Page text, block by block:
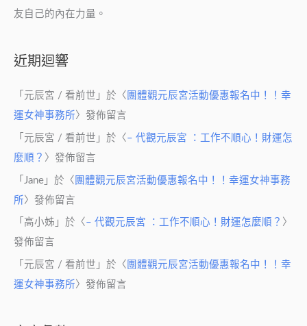
友自己的內在力量。
近期迴響
「 元辰宮 / 看前世 」於〈 團體觀元辰宮活動優惠報名中！！幸
運女神事務所〉發佈留言
「 元辰宮 / 看前世 」於〈 – 代觀元辰宮 ：工作不順心！財運怎
麼順？ 〉發佈留言
「 Jane 」於〈 團體觀元辰宮活動優惠報名中！！幸運女神事務
所〉發佈留言
「 高小姊 」於〈 – 代觀元辰宮 ：工作不順心！財運怎麼順？ 〉
發佈留言
「 元辰宮 / 看前世 」於〈 團體觀元辰宮活動優惠報名中！！幸
運女神事務所〉發佈留言